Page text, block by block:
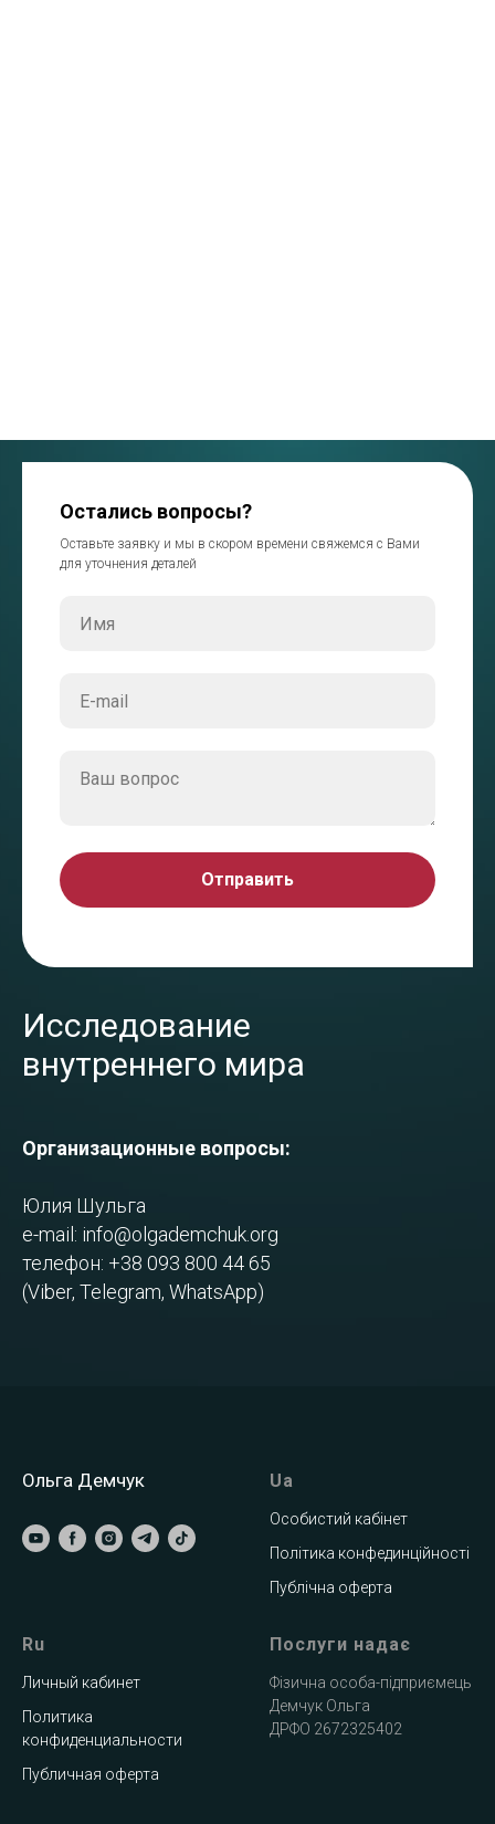
Остались вопросы?
Оставьте заявку и мы в скором времени свяжемся с Вами
для уточнения деталей
Отправить
Исследование
внутреннего мира
Организационные вопросы:
Юлия Шульга
e-mail: info@olgademchuk.org
телефон: +38 093 800 44 65
(Viber, Telegram, WhatsApp)
Ольга Демчук Ua
Особистий кабінет
Політика конфединційності
Публічна оферта
Ru
Личный кабинет
Политика
конфиденциальности
Публичная оферта
Послуги надає
Фізична особа-підприємець
Демчук Ольга
ДРФО 2672325402